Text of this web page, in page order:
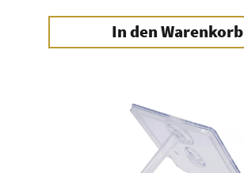
In den Warenkorb